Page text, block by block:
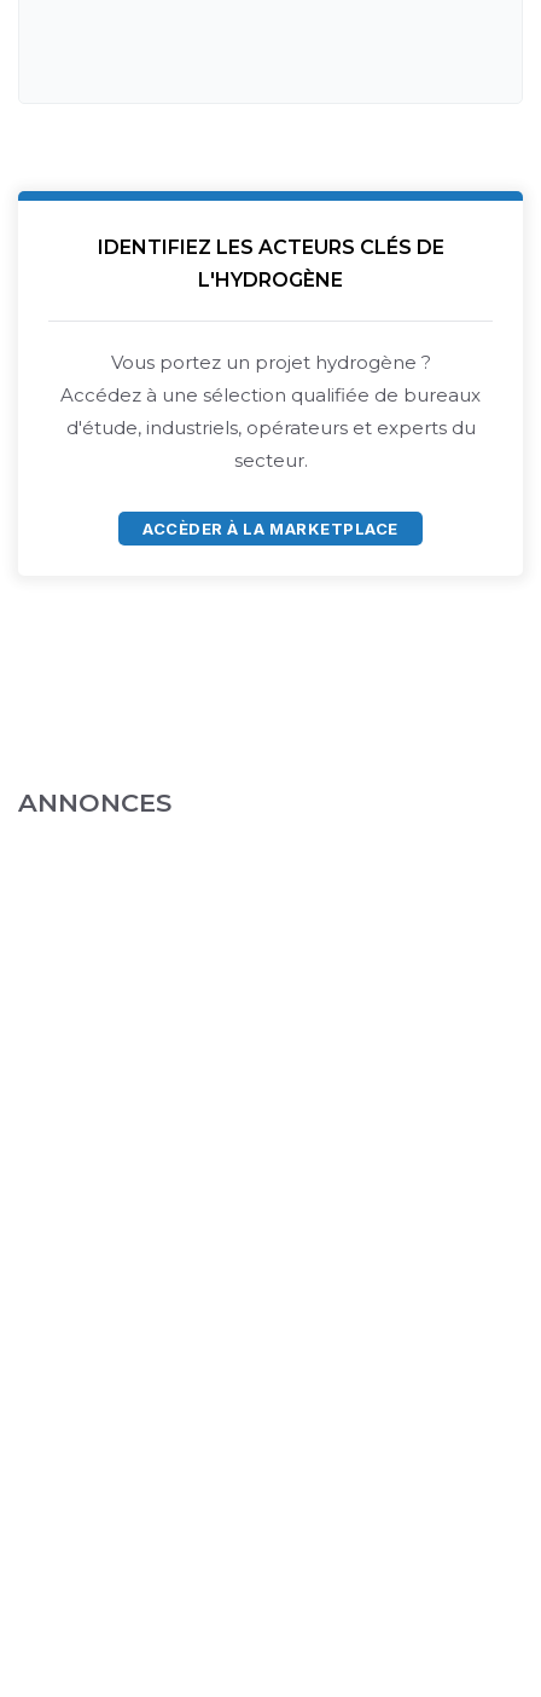
IDENTIFIEZ LES ACTEURS CLÉS DE
L'HYDROGÈNE
Vous portez un projet hydrogène ?
Accédez à une sélection qualifiée de bureaux
d'étude, industriels, opérateurs et experts du
secteur.
ACCÈDER À LA MARKETPLACE
ANNONCES